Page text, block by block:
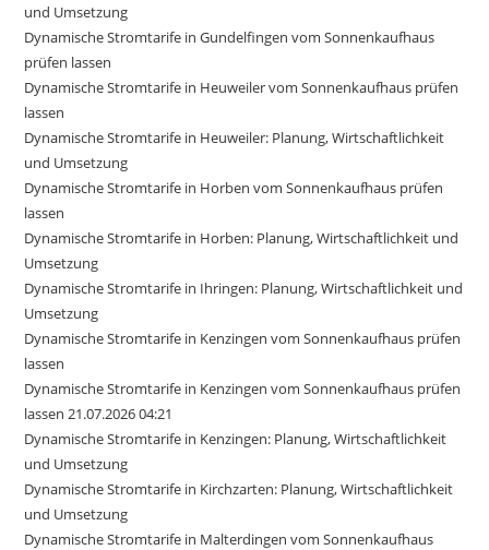
und Umsetzung
Dynamische Stromtarife in Gundelfingen vom Sonnenkaufhaus
prüfen lassen
Dynamische Stromtarife in Heuweiler vom Sonnenkaufhaus prüfen
lassen
Dynamische Stromtarife in Heuweiler: Planung, Wirtschaftlichkeit
und Umsetzung
Dynamische Stromtarife in Horben vom Sonnenkaufhaus prüfen
lassen
Dynamische Stromtarife in Horben: Planung, Wirtschaftlichkeit und
Umsetzung
Dynamische Stromtarife in Ihringen: Planung, Wirtschaftlichkeit und
Umsetzung
Dynamische Stromtarife in Kenzingen vom Sonnenkaufhaus prüfen
lassen
Dynamische Stromtarife in Kenzingen vom Sonnenkaufhaus prüfen
lassen 21.07.2026 04:21
Dynamische Stromtarife in Kenzingen: Planung, Wirtschaftlichkeit
und Umsetzung
Dynamische Stromtarife in Kirchzarten: Planung, Wirtschaftlichkeit
und Umsetzung
Dynamische Stromtarife in Malterdingen vom Sonnenkaufhaus